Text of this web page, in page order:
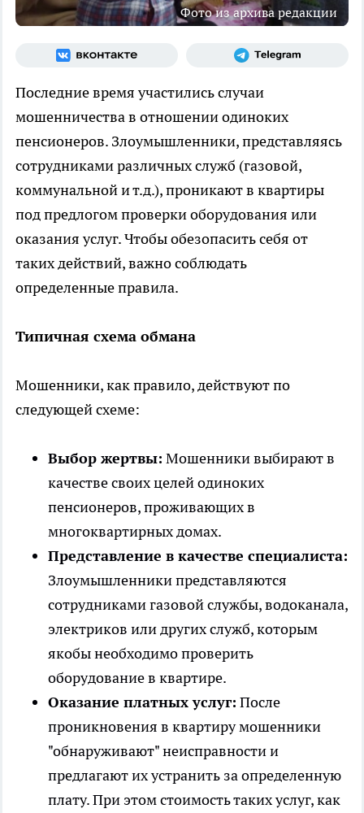
Фото из архива редакции
Последние время участились случаи
мошенничества в отношении одиноких
пенсионеров. Злоумышленники, представляясь
сотрудниками различных служб (газовой,
коммунальной и т.д.), проникают в квартиры
под предлогом проверки оборудования или
оказания услуг. Чтобы обезопасить себя от
таких действий, важно соблюдать
определенные правила.
Типичная схема обмана
Мошенники, как правило, действуют по
следующей схеме:
Выбор жертвы: Мошенники выбирают в
качестве своих целей одиноких
пенсионеров, проживающих в
многоквартирных домах.
Представление в качестве специалиста:
Злоумышленники представляются
сотрудниками газовой службы, водоканала,
электриков или других служб, которым
якобы необходимо проверить
оборудование в квартире.
Оказание платных услуг: После
проникновения в квартиру мошенники
"обнаруживают" неисправности и
предлагают их устранить за определенную
плату. При этом стоимость таких услуг, как